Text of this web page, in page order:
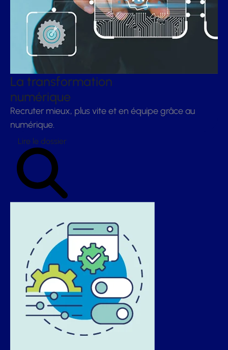
La transformation
numérique
Recruter mieux, plus vite et en équipe grâce au
numérique.
Lire le dossier